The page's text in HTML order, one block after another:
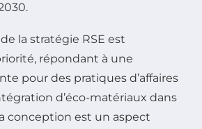
la stratégie RSE est
répondant à une
pour des pratiques d’affaires
d’éco-matériaux dans
conception est un aspect